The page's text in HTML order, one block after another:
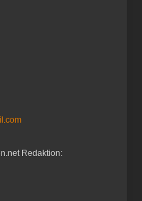
Redaktion: